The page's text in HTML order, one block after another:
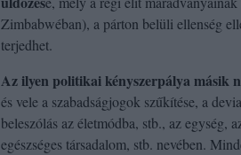
Zimbabwéban), a párton belüli ellenség
terjedhet.
Az ilyen politikai kényszerpálya másik
és vele a szabadságjogok szűkítése, a
beleszólás az életmódba, stb., az egység,
egészséges társadalom, stb. nevében.